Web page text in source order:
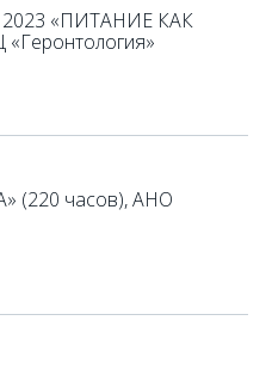
2023 «ПИТАНИЕ КАК
(220 часов), АНО